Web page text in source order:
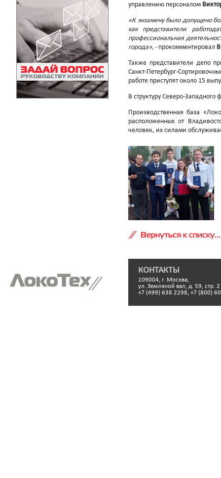
управлению персоналом
«К экзамену было допущено
как представители
профессиональная
города», - прокомментировал
Также представители депо
Санкт-Петербург-
работе приступят около 15
В структуру Северо-
Производственная база
расположенных от
человек, их силами
Вернуться к списку...
КОНТАКТЫ
109004, г. Москва,
ул. Земляной вал, д. 59, стр. 2
+7 (499) 638 2298, +7 (800)